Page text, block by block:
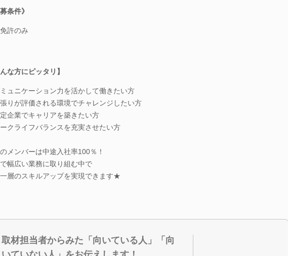
募条件》
許のみ
んな方にピッタリ】
ュニケーション力を活かして働きたい方
りが評価される環境でチャレンジしたい方
企業でキャリアを築きたい方
クライフバランスを充実させたい方
メンバーは中途入社率100％！
幅広い業務に取り組む中で
層のスキルアップを実現できます★
取材担当者からみた「向いている人」「向